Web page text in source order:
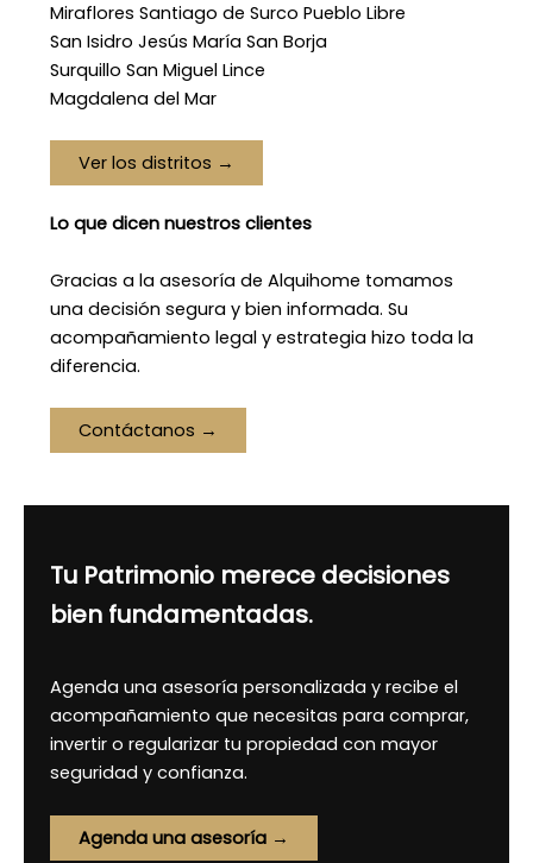
Miraflores Santiago de Surco Pueblo Libre
San Isidro Jesús María San Borja
Surquillo San Miguel Lince
Magdalena del Mar
Ver los distritos →
Lo que dicen nuestros clientes
Gracias a la asesoría de Alquihome tomamos
una decisión segura y bien informada. Su
acompañamiento legal y estrategia hizo toda la
diferencia.
Contáctanos →
Tu Patrimonio merece decisiones
bien fundamentadas.
Agenda una asesoría personalizada y recibe el
acompañamiento que necesitas para comprar,
invertir o regularizar tu propiedad con mayor
seguridad y confianza.
Agenda una asesoría →